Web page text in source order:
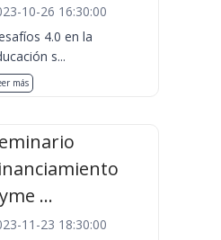
10-26 16:30:00
4.0 en la
s...
más
...
11-23 18:30:00